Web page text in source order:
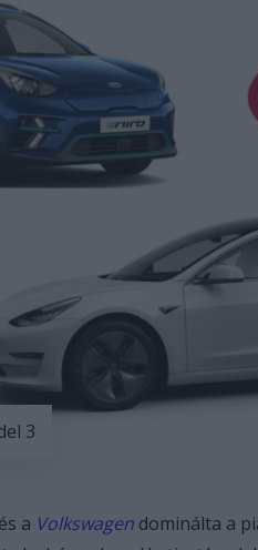
3
és a Volkswagen dominálta a